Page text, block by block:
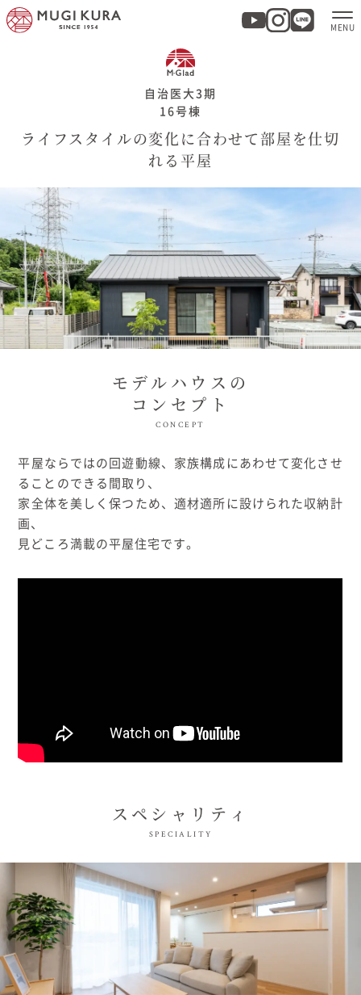
分譲地・建売情報
商品紹介
実例集・お客様の声
家づくりについて
むぎくらについて
イベント
オーナー様Q&A
自治医大3期
16号棟
ライフスタイルの変化に合わせて部屋を仕切
れる平屋
モデルハウスの
コンセプト
CONCEPT
平屋ならではの回遊動線、家族構成にあわせて変化させ
ることのできる間取り、
家全体を美しく保つため、適材適所に設けられた収納計
画、
見どころ満載の平屋住宅です。
スペシャリティ
SPECIALITY